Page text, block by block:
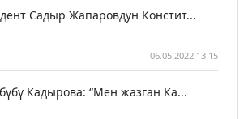
Садыр Жапаровдун Констит...
06.05.2022 13:15
Кадырова: “Мен жазган Ка...